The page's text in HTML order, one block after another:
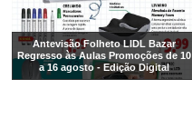
Antevisão Folheto LIDL Bazar
Regresso às Aulas Promoções de 10
a 16 agosto - Edição Digital